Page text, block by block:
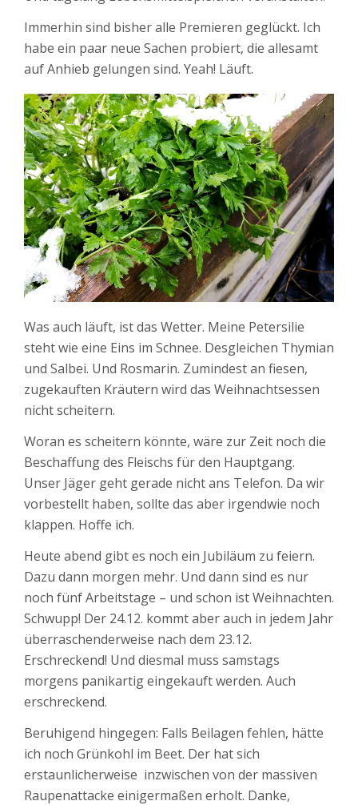
Immerhin sind bisher alle Premieren geglückt. Ich
habe ein paar neue Sachen probiert, die allesamt
auf Anhieb gelungen sind. Yeah! Läuft.
Was auch läuft, ist das Wetter. Meine Petersilie
steht wie eine Eins im Schnee. Desgleichen Thymian
und Salbei. Und Rosmarin. Zumindest an fiesen,
zugekauften Kräutern wird das Weihnachtsessen
nicht scheitern.
Woran es scheitern könnte, wäre zur Zeit noch die
Beschaffung des Fleischs für den Hauptgang.
Unser Jäger geht gerade nicht ans Telefon. Da wir
vorbestellt haben, sollte das aber irgendwie noch
klappen. Hoffe ich.
Heute abend gibt es noch ein Jubiläum zu feiern.
Dazu dann morgen mehr. Und dann sind es nur
noch fünf Arbeitstage – und schon ist Weihnachten.
Schwupp! Der 24.12. kommt aber auch in jedem Jahr
überraschenderweise nach dem 23.12.
Erschreckend! Und diesmal muss samstags
morgens panikartig eingekauft werden. Auch
erschreckend.
Beruhigend hingegen: Falls Beilagen fehlen, hätte
ich noch Grünkohl im Beet. Der hat sich
erstaunlicherweise inzwischen von der massiven
Raupenattacke einigermaßen erholt. Danke,